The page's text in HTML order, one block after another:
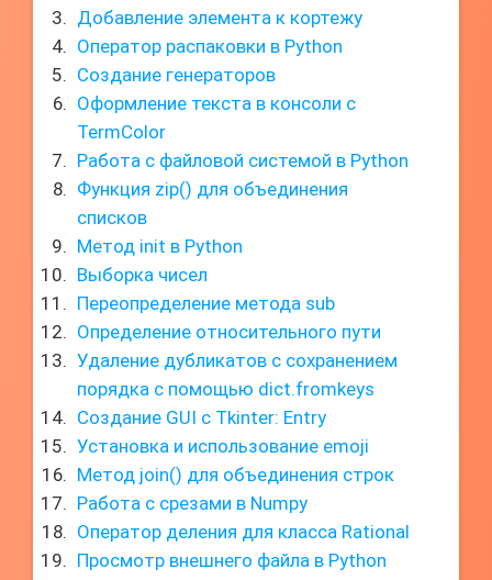
Добавление элемента к кортежу
Оператор распаковки в Python
Создание генераторов
Оформление текста в консоли с
TermColor
Работа с файловой системой в Python
Функция zip() для объединения
списков
Метод init в Python
Выборка чисел
Переопределение метода sub
Определение относительного пути
Удаление дубликатов с сохранением
порядка с помощью dict.fromkeys
Создание GUI с Tkinter: Entry
Установка и использование emoji
Метод join() для объединения строк
Работа с срезами в Numpy
Оператор деления для класса Rational
Просмотр внешнего файла в Python